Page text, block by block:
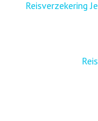
Reisverzekering